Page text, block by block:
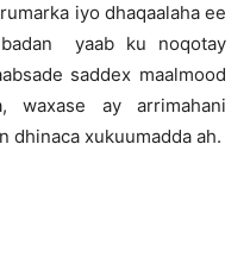
iyo dhaqaalaha ee
yaab ku noqotay
saddex maalmood
waxase ay arrimahani
dhinaca xukuumadda ah.